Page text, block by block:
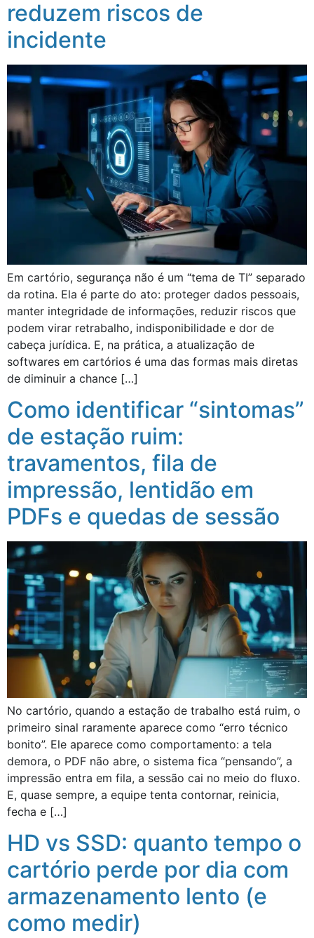
reduzem riscos de
incidente
Em cartório, segurança não é um “tema de TI” separado
da rotina. Ela é parte do ato: proteger dados pessoais,
manter integridade de informações, reduzir riscos que
podem virar retrabalho, indisponibilidade e dor de
cabeça jurídica. E, na prática, a atualização de
softwares em cartórios é uma das formas mais diretas
de diminuir a chance […]
Como identificar “sintomas”
de estação ruim:
travamentos, fila de
impressão, lentidão em
PDFs e quedas de sessão
No cartório, quando a estação de trabalho está ruim, o
primeiro sinal raramente aparece como “erro técnico
bonito”. Ele aparece como comportamento: a tela
demora, o PDF não abre, o sistema fica “pensando”, a
impressão entra em fila, a sessão cai no meio do fluxo.
E, quase sempre, a equipe tenta contornar, reinicia,
fecha e […]
HD vs SSD: quanto tempo o
cartório perde por dia com
armazenamento lento (e
como medir)